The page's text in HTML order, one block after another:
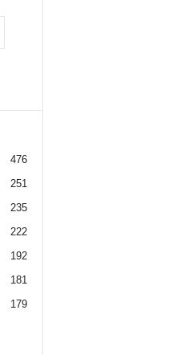
476
251
235
222
192
181
179